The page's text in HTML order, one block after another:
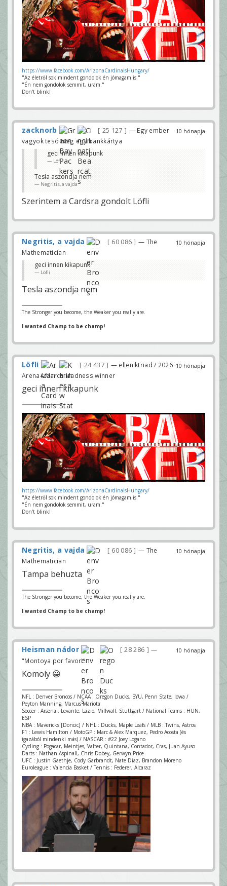
https://www.facebook.com/ArizonaCardinalsHungary/
"Az életről sok mindent gondolok én jómagam is."
"Én nem gondolok semmit, uram."
Don't blink!
10 hónapja
zacknorb 25 127
— Egy ember
vagyok tesó meg egy bankkártya
geci innen kikapunk
Löfli
Tesla aszondja nem
Negritis, a vajda
Szerintem a Cardsra gondolt Löfli
10 hónapja
Negritis, a vajda 60 086
— The
Mathematician
geci innen kikapunk
Löfli
Tesla aszondja nem
The Stronger you become, the Weaker you really are.
I wanted Champ to be champ!
10 hónapja
Löfli 24 437
— ellenIktriad / 2026
Arena4 March Madness winner
geci innen kikapunk
https://www.facebook.com/ArizonaCardinalsHungary/
"Az életről sok mindent gondolok én jómagam is."
"Én nem gondolok semmit, uram."
Don't blink!
10 hónapja
Negritis, a vajda 60 086
— The
Mathematician
Tampa behuzta
The Stronger you become, the Weaker you really are.
I wanted Champ to be champ!
10 hónapja
Heisman nádor 28 286
—
"Montoya por favor!"
Komoly 😀
NFL : Denver Broncos / NCAA : Oregon Ducks, BYU, Penn State, Iowa /
Peyton Manning, Marcus Mariota
Soccer : Arsenal, Levante, Lazio, Millwall, Stuttgart / National Teams : HUN,
ESP
NBA : Mavericks [Doncic] / NHL : Ducks, Maple Leafs / MLB : Twins, Astros
F1 : Lewis Hamilton / MotoGP : Marc & Alex Marquez, Pedro Acosta (és
igazából mindenki más) / NASCAR : #22 Joey Logano
Cycling : Pogacar, Meintjes, Valter, Quintana, Contador, Cras, Juan Ayuso
Darts : Nathan Aspinall, Chris Dobey, Gerwyn Price
UFC : Justin Gaethje, Cody Garbrandt, Nate Diaz, Brandon Moreno
Euroleague : Valencia Basket / Tennis : Federer, Alcaraz